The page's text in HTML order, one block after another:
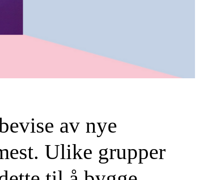
av nye
Ulike grupper